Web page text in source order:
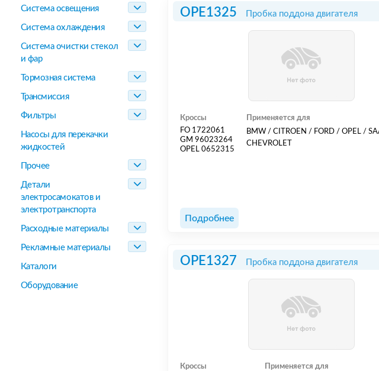
Система освещения
Система охлаждения
Система очистки стекол
и фар
Тормозная система
Трансмиссия
Фильтры
Насосы для перекачки
жидкостей
Прочее
Детали
электросамокатов и
электротранспорта
Расходные материалы
Рекламные материалы
Каталоги
Оборудование
OPE1325 Пробка поддона двигателя
Кроссы
FO 1722061
GM 96023264
OPEL 0652315
Применяется для
BMW / CITROEN / FORD / OPEL /
CHEVROLET
Подробнее
OPE1327 Пробка поддона двигателя
Кроссы Применяется для